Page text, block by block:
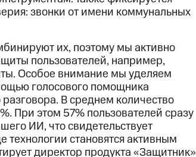
звонки от имени коммунальных
их, поэтому мы активно
пользователей, например,
Особое внимание мы уделяем
голосового помощника
В среднем количество
При этом 57% пользователей сразу
ИИ, что свидетельствует
становятся активным
директор продукта «Защитник»